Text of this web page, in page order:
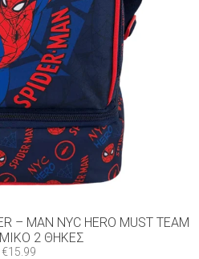
– MAN NYC HERO MUST TEAM
2 ΘΉΚΕΣ
€15.99